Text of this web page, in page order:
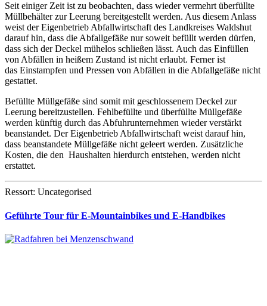
Seit einiger Zeit ist zu beobachten, dass wieder vermehrt überfüllte
Müllbehälter zur Leerung bereitgestellt werden. Aus diesem Anlass
weist der Eigenbetrieb Abfallwirtschaft des Landkreises Waldshut
darauf hin, dass die Abfallgefäße nur soweit befüllt werden dürfen,
dass sich der Deckel mühelos schließen lässt. Auch das Einfüllen
von Abfällen in heißem Zustand ist nicht erlaubt. Ferner ist
das Einstampfen und Pressen von Abfällen in die Abfallgefäße nicht
gestattet.
Befüllte Müllgefäße sind somit mit geschlossenem Deckel zur
Leerung bereitzustellen. Fehlbefüllte und überfüllte Müllgefäße
werden künftig durch das Abfuhrunternehmen wieder verstärkt
beanstandet. Der Eigenbetrieb Abfallwirtschaft weist darauf hin,
dass beanstandete Müllgefäße nicht geleert werden. Zusätzliche
Kosten, die den Haushalten hierdurch entstehen, werden nicht
erstattet.
Ressort: Uncategorised
Geführte Tour für E-Mountainbikes und E-Handbikes